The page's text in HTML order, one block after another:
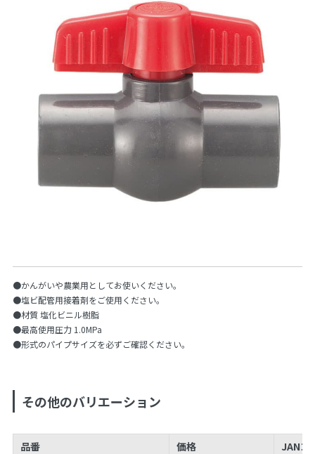
●かんがいや農業用としてお使いください。
●塩ビ配管用接着剤をご使用ください。
●材質 塩化ビニル樹脂
●最高使用圧力 1.0MPa
●形式のパイプサイズを必ずご確認ください。
その他のバリエーション
品番 価格
JANコ